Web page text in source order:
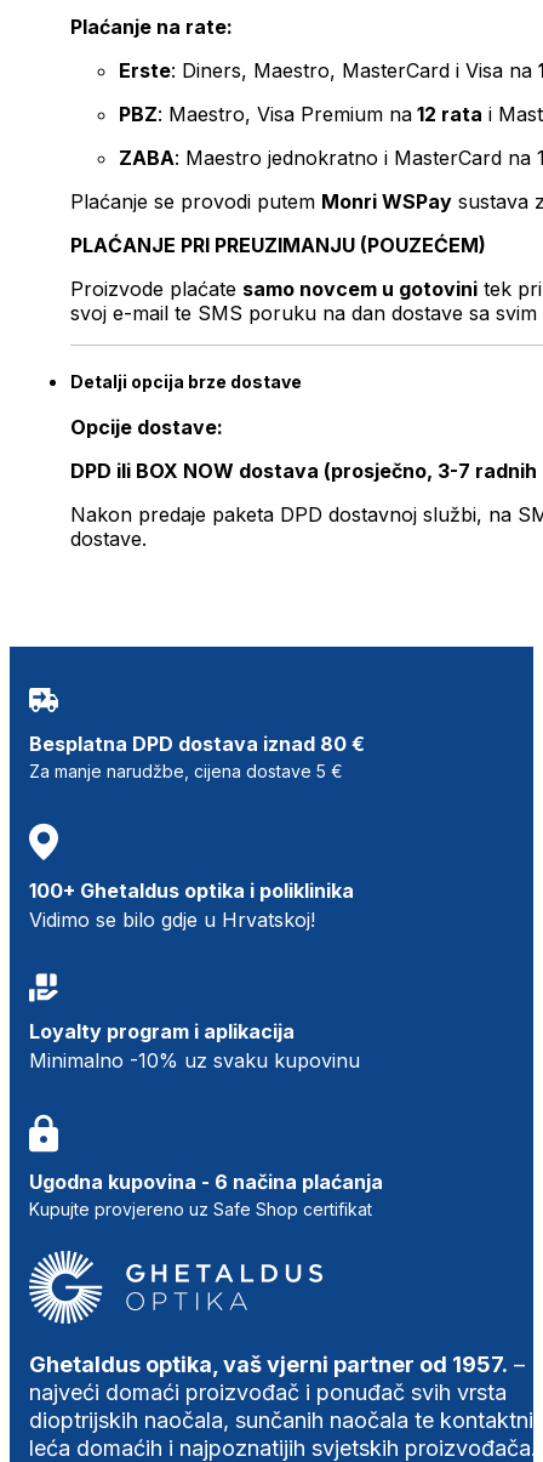
Plaćanje na rate:
Erste: Diners, Maestro, MasterCard i Visa na
PBZ: Maestro, Visa Premium na 12 rata i
ZABA: Maestro jednokratno i MasterCard na
Plaćanje se provodi putem Monri WSPay sustava
PLAĆANJE PRI PREUZIMANJU (POUZEĆEM)
Proizvode plaćate samo novcem u gotovini tek
svoj e-mail te SMS poruku na dan dostave sa svim
Detalji opcija brze dostave
Opcije dostave:
DPD ili BOX NOW dostava (prosječno, 3-7 radnih
Nakon predaje paketa DPD dostavnoj službi, na
dostave.
Besplatna DPD dostava iznad 80 €
Za manje narudžbe, cijena dostave 5 €
100+ Ghetaldus optika i poliklinika
Vidimo se bilo gdje u Hrvatskoj!
Loyalty program i aplikacija
Minimalno -10% uz svaku kupovinu
Ugodna kupovina - 6 načina plaćanja
Kupujte provjereno uz Safe Shop certifikat
Ghetaldus optika, vaš vjerni partner od 1957. –
najveći domaći proizvođač i ponuđač svih vrsta
dioptrijskih naočala, sunčanih naočala te
leća domaćih i najpoznatijih svjetskih proizvođača.